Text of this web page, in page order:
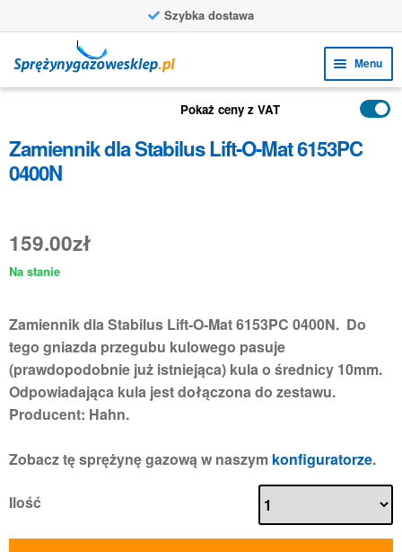
Szybka dostawa
do
nawigacji
do
treści
Menu
menu
PRODUKTY
ZASTOSOWANIA
FAQ
Pokaż ceny z VAT
Zamiennik dla Stabilus Lift-O-Mat 6153PC
0400N
159.00zł
Na stanie
Zamiennik dla Stabilus Lift-O-Mat 6153PC 0400N. Do
tego gniazda przegubu kulowego pasuje
(prawdopodobnie już istniejąca) kula o średnicy 10mm.
Odpowiadająca kula jest dołączona do zestawu.
Producent: Hahn.
Zobacz tę sprężynę gazową w naszym konfiguratorze.
Ilość